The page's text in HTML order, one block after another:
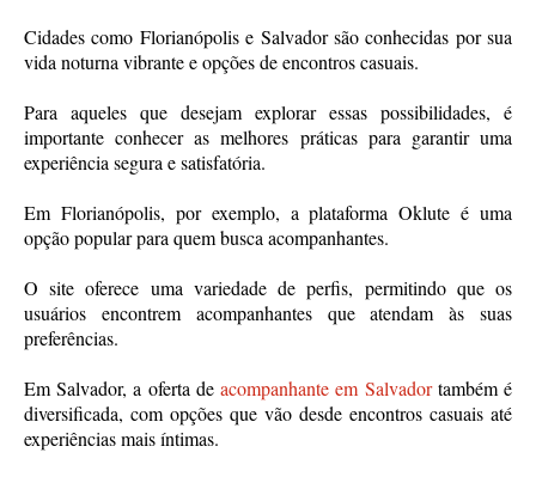
Cidades como Florianópolis e Salvador são conhecidas por sua
vida noturna vibrante e opções de encontros casuais.
Para aqueles que desejam explorar essas possibilidades, é
importante conhecer as melhores práticas para garantir uma
experiência segura e satisfatória.
Em Florianópolis, por exemplo, a plataforma Oklute é uma
opção popular para quem busca acompanhantes.
O site oferece uma variedade de perfis, permitindo que os
usuários encontrem acompanhantes que atendam às suas
preferências.
Em Salvador, a oferta deacompanhante em Salvadortambém é
diversificada, com opções que vão desde encontros casuais até
experiências mais íntimas.